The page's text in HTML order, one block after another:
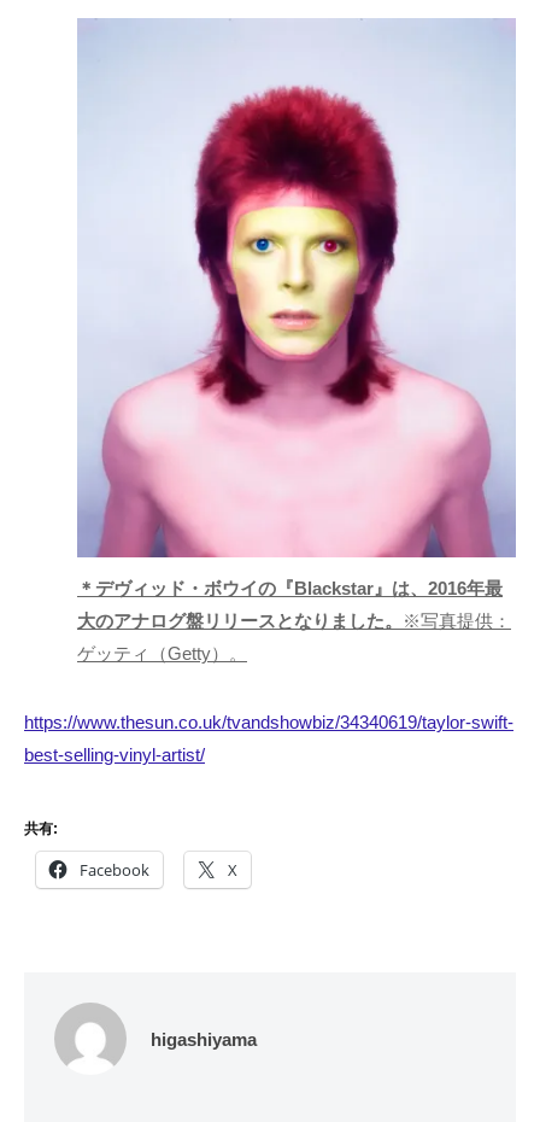
＊デヴィッド・ボウイの『Blackstar』は、2016年最
大のアナログ盤リリースとなりました。
※写真提供：
ゲッティ（Getty）。
https://www.thesun.co.uk/tvandshowbiz/34340619/taylor-swift-
best-selling-vinyl-artist/
共有:
Facebook X
higashiyama